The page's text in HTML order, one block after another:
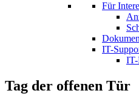
Für
IT-
Tag der offenen Tür